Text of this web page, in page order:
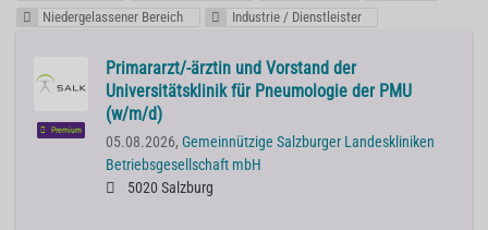
Niedergelassener Bereich
Industrie / Dienstleister
Premium
Primararzt/-ärztin und Vorstand der
Universitätsklinik für Pneumologie der PMU
(w/m/d)
05.08.2026, Gemeinnützige Salzburger Landeskliniken
Betriebsgesellschaft mbH
5020 Salzburg